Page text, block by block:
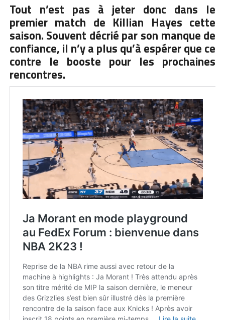
Tout n’est pas à jeter donc dans le
premier match de Killian Hayes cette
saison. Souvent décrié par son manque de
confiance, il n’y a plus qu’à espérer que ce
contre le booste pour les prochaines
rencontres.